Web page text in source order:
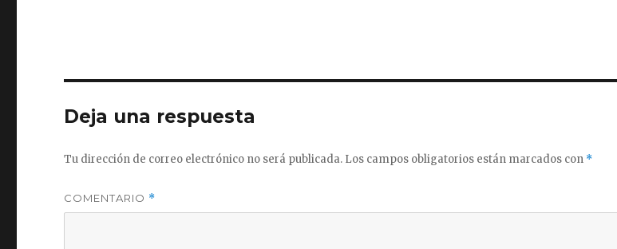
Deja una respuesta
Tu dirección de correo electrónico no será publicada. Los campos obligatorios están marcados con *
COMENTARIO *